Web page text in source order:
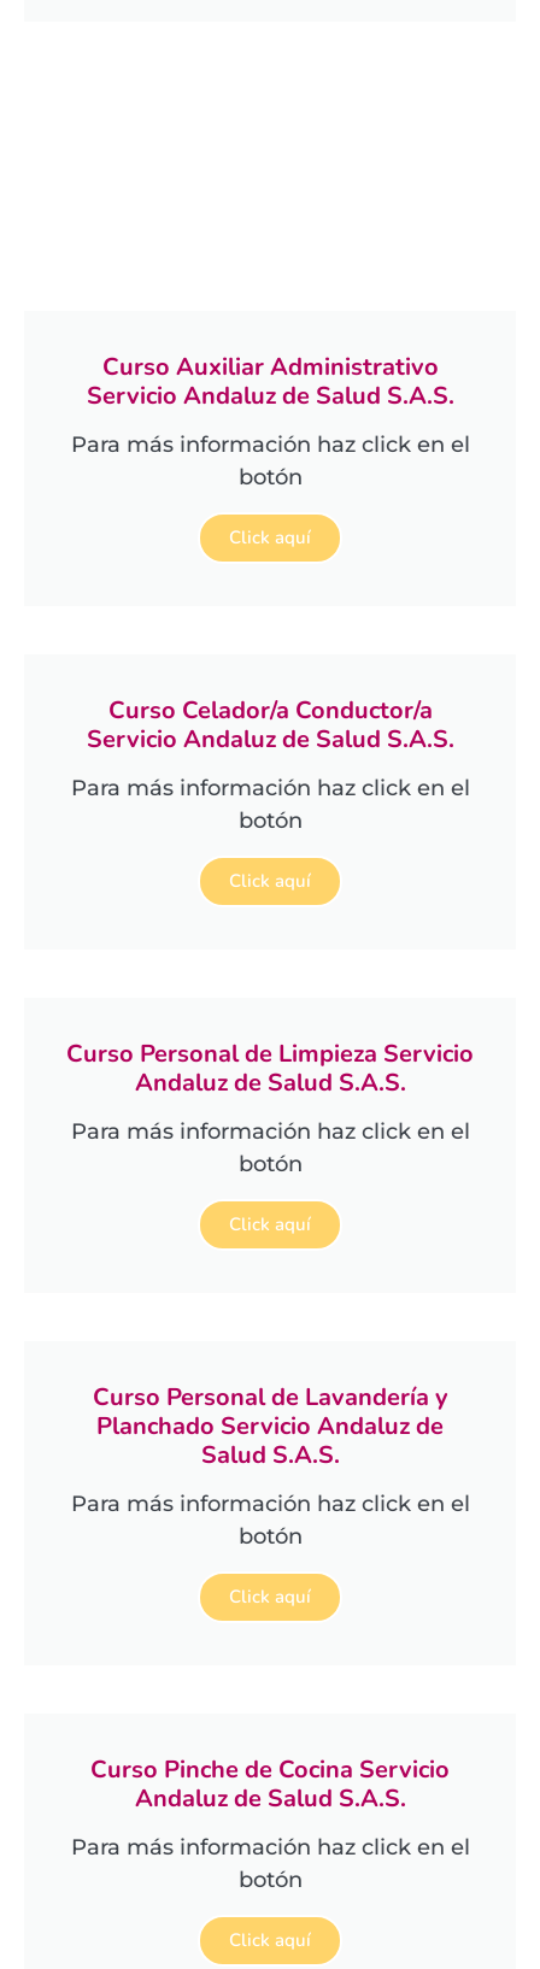
Curso Auxiliar Administrativo
Servicio Andaluz de Salud S.A.S.
Para más información haz click en el
botón
Click aquí
Curso Celador/a Conductor/a
Servicio Andaluz de Salud S.A.S.
Para más información haz click en el
botón
Click aquí
Curso Personal de Limpieza Servicio
Andaluz de Salud S.A.S.
Para más información haz click en el
botón
Click aquí
Curso Personal de Lavandería y
Planchado Servicio Andaluz de
Salud S.A.S.
Para más información haz click en el
botón
Click aquí
Curso Pinche de Cocina Servicio
Andaluz de Salud S.A.S.
Para más información haz click en el
botón
Click aquí